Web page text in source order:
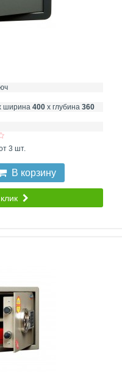
ширина 400 х глубина 360
3 шт.
В корзину